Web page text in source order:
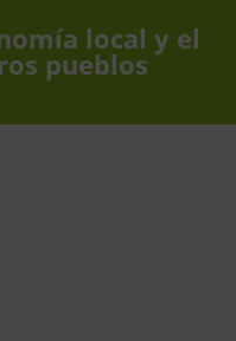
local y el
pueblos